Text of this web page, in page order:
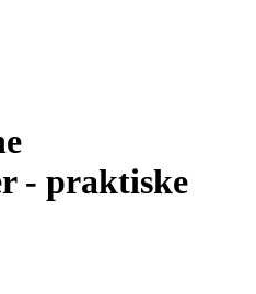
- praktiske